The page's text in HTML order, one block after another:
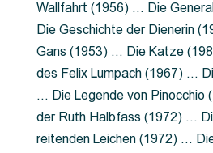
Wallfahrt (1956) … Die
Die Geschichte der Dienerin
Gans (1953) … Die Katze
des Felix Lumpach (1967) …
… Die Legende von Pinocchio
der Ruth Halbfass (1972) …
reitenden Leichen (1972) …